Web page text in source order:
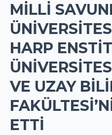
MILLI
HARP
VE UZAY
ETTI